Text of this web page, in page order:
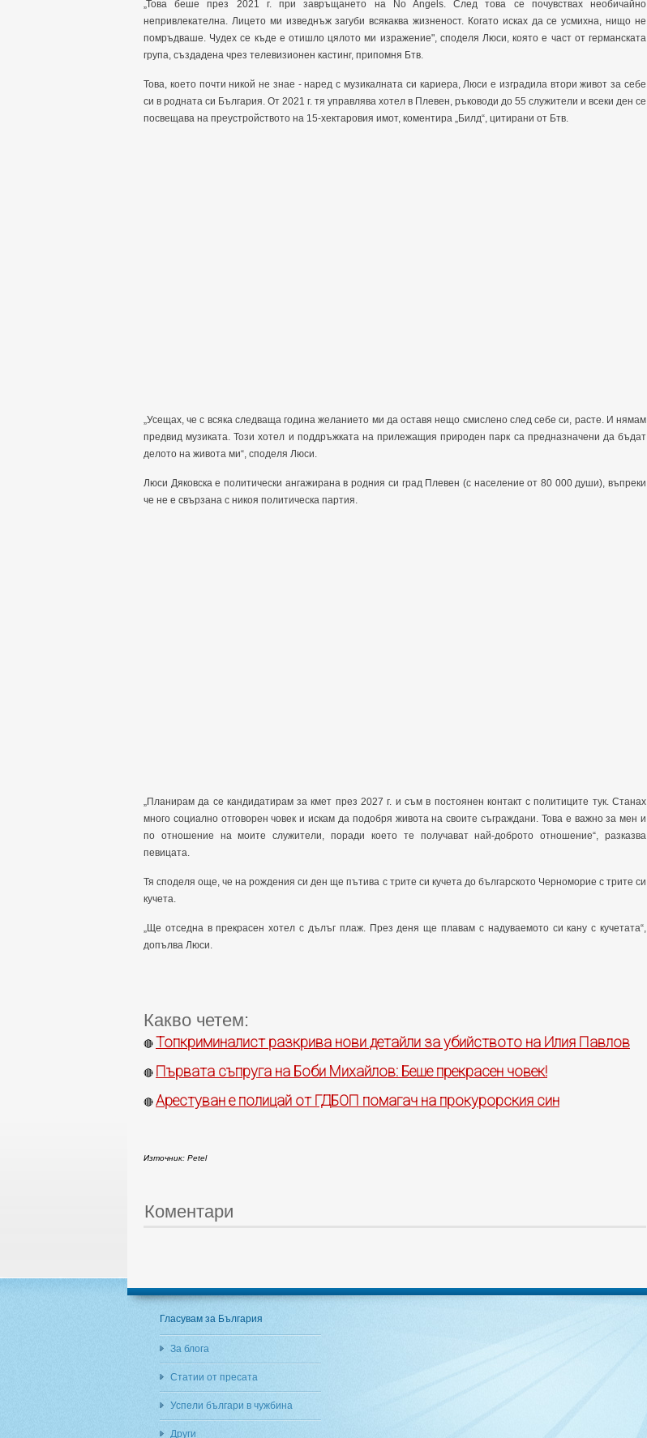
„Това беше през 2021 г. при завръщането на No Angels. След това се почувствах необичайно
непривлекателна. Лицето ми изведнъж загуби всякаква жизненост. Когато исках да се усмихна, нищо не
помръдваше. Чудех се къде е отишло цялото ми изражение", споделя Люси, която е част от германската
група, създадена чрез телевизионен кастинг, припомня Бтв.
Това, което почти никой не знае - наред с музикалната си кариера, Люси е изградила втори живот за себе
си в родната си България. От 2021 г. тя управлява хотел в Плевен, ръководи до 55 служители и всеки ден се
посвещава на преустройството на 15-хектаровия имот, коментира „Билд“, цитирани от Бтв.
„Усещах, че с всяка следваща година желанието ми да оставя нещо смислено след себе си, расте. И нямам
предвид музиката. Този хотел и поддръжката на прилежащия природен парк са предназначени да бъдат
делото на живота ми“, споделя Люси.
Люси Дяковска е политически ангажирана в родния си град Плевен (с население от 80 000 души), въпреки
че не е свързана с никоя политическа партия.
„Планирам да се кандидатирам за кмет през 2027 г. и съм в постоянен контакт с политиците тук. Станах
много социално отговорен човек и искам да подобря живота на своите съграждани. Това е важно за мен и
по отношение на моите служители, поради което те получават най-доброто отношение“, разказва
певицата.
Тя споделя още, че на рождения си ден ще пътива с трите си кучета до българското Черноморие с трите си
кучета.
„Ще отседна в прекрасен хотел с дълъг плаж. През деня ще плавам с надуваемото си кану с кучетата“,
допълва Люси.
Какво четем:
🔴 Топкриминалист разкрива нови детайли за убийството на Илия Павлов
🔴 Първата съпруга на Боби Михайлов: Беше прекрасен човек!
🔴 Арестуван е полицай от ГДБОП помагач на прокурорския син
Източник: Petel
Коментари
Гласувам за България
За блога
Статии от пресата
Успели българи в чужбина
Други